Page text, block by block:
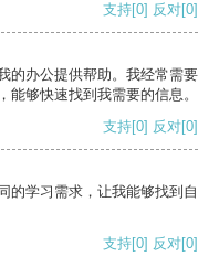
支持[0] 反对[0]
的办公提供帮助。我经常需要
够快速找到我需要的信息。
支持[0] 反对[0]
的学习需求，让我能够找到自
支持[0] 反对[0]